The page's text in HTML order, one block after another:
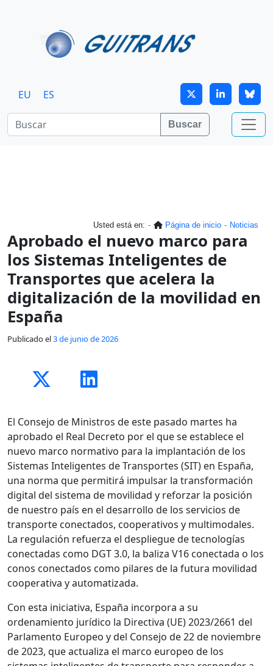
EU ES
Buscar
Usted está en: Página de inicio Noticias
Aprobado el nuevo marco para
los Sistemas Inteligentes de
Transportes que acelera la
digitalización de la movilidad en
España​
Publicado el3 de junio de 2026
El Consejo de Ministros de este pasado martes ha
aprobado el Real Decreto por el que se establece el
nuevo marco normativo para la implantación de los
Sistemas Inteligentes de Transportes (SIT) en España,
una norma que permitirá impulsar la transformación
digital del sistema de movilidad y reforzar la posición
de nuestro país en el desarrollo de los servicios de
transporte conectados, cooperativos y multimodales.
La regulación refuerza el despliegue de tecnologías
conectadas como DGT 3.0, la baliza V16 conectada o los
conos conectados como pilares de la futura movilidad
cooperativa y automatizada.
Con esta iniciativa, España incorpora a su
ordenamiento jurídico la Directiva (UE) 2023/2661 del
Parlamento Europeo y del Consejo de 22 de noviembre
de 2023, que actualiza el marco europeo de los